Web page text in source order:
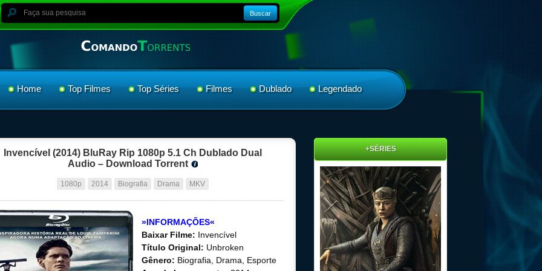
Buscar
Home Top Filmes Top Séries Filmes Dublado Legendado
Invencível (2014) BluRay Rip 1080p 5.1 Ch Dublado Dual
Audio – Download Torrent
1080p 2014 Biografia Drama MKV
»INFORMAÇÕES«
Baixar Filme: Invencível
Título Original: Unbroken
Gênero: Biografia, Drama, Esporte
+SÉRIES